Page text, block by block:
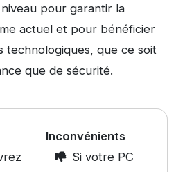
pour garantir la
actuel et pour bénéficier
technologiques, que ce soit
que de sécurité.
Inconvénients
Si votre PC